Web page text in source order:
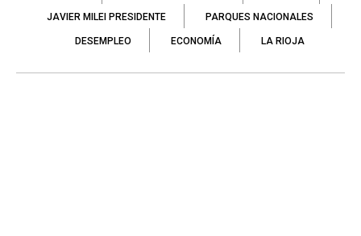
JAVIER MILEI PRESIDENTE PARQUES NACIONALES
DESEMPLEO ECONOMÍA LA RIOJA